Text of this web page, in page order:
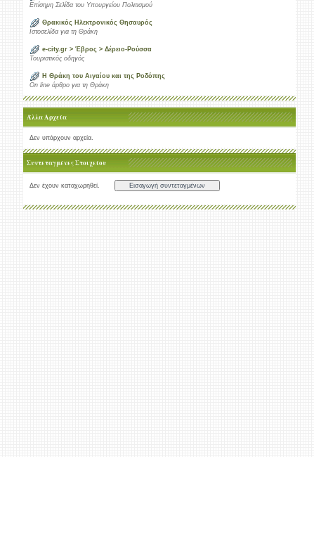
Επίσημη Σελίδα του Υπουργείου Πολιτισμού
Θρακικός Ηλεκτρονικός Θησαυρός
Ιστοσελίδα για τη Θράκη
e-city.gr > Έβρος > Δέρειο-Ρούσσα
Τουριστικός οδηγός
Η Θράκη του Αιγαίου και της Ροδόπης
On line άρθρο για τη Θράκη
Άλλα Αρχεία
Δεν υπάρχουν αρχεία.
Συντεταγμένες Στοιχείου
Δεν έχουν καταχωρηθεί.